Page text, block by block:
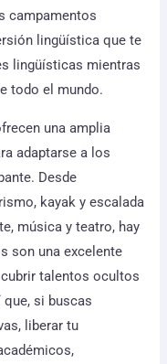
campamentos
lingüística que te
lingüísticas mientras
todo el mundo.
una amplia
adaptarse a los
Desde
kayak y escalada
música y teatro, hay
son una excelente
talentos ocultos
si buscas
liberar tu